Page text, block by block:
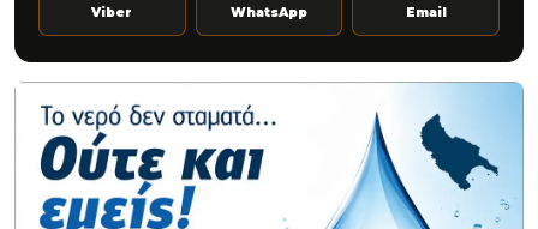
Viber WhatsApp Email